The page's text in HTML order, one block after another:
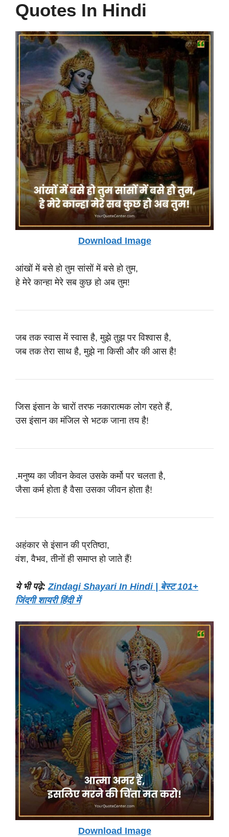
Quotes In Hindi
Download Image
आंखों में बसे हो तुम सांसों में बसे हो तुम,
हे मेरे कान्हा मेरे सब कुछ हो अब तुम!
जब तक स्वास में स्वास है, मुझे तुझ पर विश्वास है,
जब तक तेरा साथ है, मुझे ना किसी और की आस है!
जिस इंसान के चारों तरफ नकारात्मक लोग रहते हैं,
उस इंसान का मंजिल से भटक जाना तय है!
.मनुष्य का जीवन केवल उसके कर्मो पर चलता है,
जैसा कर्म होता है वैसा उसका जीवन होता है!
अहंकार से इंसान की प्रतिष्ठा,
वंश, वैभव, तीनों ही समाप्त हो जाते हैं!
ये भी पढ़े:Zindagi Shayari In Hindi | बेस्ट 101+
जिंदगी शायरी हिंदी में
Download Image